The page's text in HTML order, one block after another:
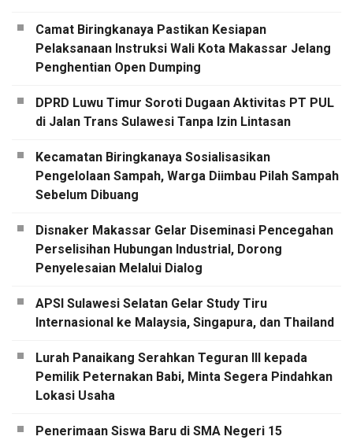
Camat Biringkanaya Pastikan Kesiapan
Pelaksanaan Instruksi Wali Kota Makassar Jelang
Penghentian Open Dumping
DPRD Luwu Timur Soroti Dugaan Aktivitas PT PUL
di Jalan Trans Sulawesi Tanpa Izin Lintasan
Kecamatan Biringkanaya Sosialisasikan
Pengelolaan Sampah, Warga Diimbau Pilah Sampah
Sebelum Dibuang
Disnaker Makassar Gelar Diseminasi Pencegahan
Perselisihan Hubungan Industrial, Dorong
Penyelesaian Melalui Dialog
APSI Sulawesi Selatan Gelar Study Tiru
Internasional ke Malaysia, Singapura, dan Thailand
Lurah Panaikang Serahkan Teguran III kepada
Pemilik Peternakan Babi, Minta Segera Pindahkan
Lokasi Usaha
Penerimaan Siswa Baru di SMA Negeri 15